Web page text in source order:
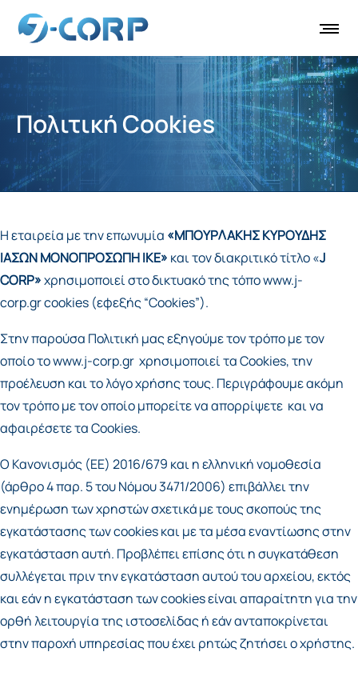
Πολιτική Cookies
H εταιρεία με την επωνυμία «ΜΠΟΥΡΛΑΚΗΣ ΚΥΡΟΥΔΗΣ
ΙΑΣΩΝ ΜΟΝΟΠΡΟΣΩΠΗ ΙΚΕ» και τον διακριτικό τίτλο «J
CORP»χρησιμοποιεί στο δικτυακό της τόποwww.j-
corp.grcookies (εφεξής “Cookies”).
Στην παρούσα Πολιτική μας εξηγούμε τον τρόπο με τον
οποίο τοwww.j-corp.gr χρησιμοποιεί τα Cookies, την
προέλευση και το λόγο χρήσης τους. Περιγράφουμε ακόμη
τον τρόπο με τον οποίο μπορείτε να απορρίψετε και να
αφαιρέσετε τα Cookies.
O Κανονισμός (ΕΕ) 2016/679 και η ελληνική νομοθεσία
(άρθρο 4 παρ. 5 του Νόμου 3471/2006) επιβάλλει την
ενημέρωση των χρηστών σχετικά με τους σκοπούς της
εγκατάστασης των cookies και με τα μέσα εναντίωσης στην
εγκατάσταση αυτή. Προβλέπει επίσης ότι η συγκατάθεση
συλλέγεται πριν την εγκατάσταση αυτού του αρχείου, εκτός
και εάν η εγκατάσταση των cookies είναι απαραίτητη για την
ορθή λειτουργία της ιστοσελίδας ή εάν ανταποκρίνεται
στην παροχή υπηρεσίας που έχει ρητώς ζητήσει ο χρήστης.